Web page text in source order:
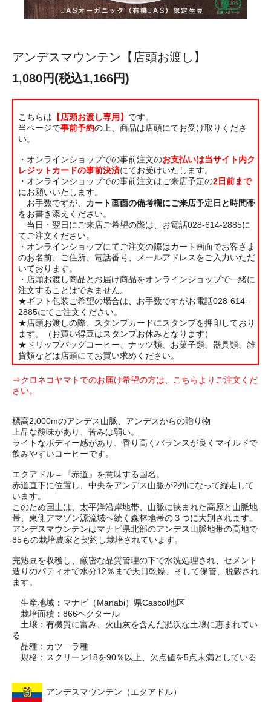
アンデスマウンテン【店頭お渡し】
1,080円(税込1,166円)
こちらは 【店頭お渡し専用】 です。
当ページで事前予約の上、商品は店頭にてお受け取りくださ
い。
・オンラインショップでの事前注文のお支払いは当サイト内ク
レジットカードの事前決済にてお受けいたします。
・オンラインショップでの事前注文はご来店予定の2日前まで
にお願いいたします。
お手数ですが、 カート画面の備考欄にご来店予定日と時間帯
をお書き添えください。
当日・翌日にご来店ご希望の際は、お電話028-614-2885に
てご注文ください。
・オンラインショップにてご注文の際はカート画面でお客さま
のお名前、ご住所、電話番号、メールアドレスをご入力いただ
いております。
・店頭お渡し商品とお届け商品をオンラインショップで一緒に
注文することはできません。
★ギフト包装ご希望の場合は、お手数ですがお電話028-614-
2885にてご注文ください。
★店頭お渡しの際、スタンプカードにスタンプを押印しており
ます。（お買い得豆はスタンプお休みとなります）
★ドリップバッグコーヒー、ナッツ類、お菓子類、器具類、雑
貨類などは店頭にてお買い求めください。
⇒クロネコヤマトでのお届け希望の方は、こちらよりご注文くだ
さい。
標高2,000mのアンデス山脈、アンデスからの贈り物
上品な酸味があり、苦みは弱い。
ライトなボディー感があり、香り高くバランスが良くマイルドで
飲みやすいコーヒーです。
エクアドル＝『赤道』を意味する国名。
赤道直下に位置し、中央をアンデス山脈が2列になって縦走して
います。
このため国土は、太平洋沿岸地帯、山脈に挟まれた高原と山脈地
帯、東側アマゾン源流域へ続く森林地帯の３つに大別されます。
アンデスマウンテンはマナビ県北部のアンデス山脈地帯の高地で
85もの栽培農家と契約し栽培されています。
完熟豆を収穫し、厳密な品質管理の下で水洗処理され、セメント
造りのパティオで水分12％まで天日乾燥、そして保管、脱穀され
ます。
生産地域：マナビ（Manabi）県Cascol地区
栽培面積：866ヘクタール
土壌：有機質に富み、火山灰を含んだ肥沃な土壌に恵まれてい
る
品種：カツ―ラ種
規格：スクリーン18を90％以上、欠点値を5点未満としている
アンデスマウンテン（エクアドル）